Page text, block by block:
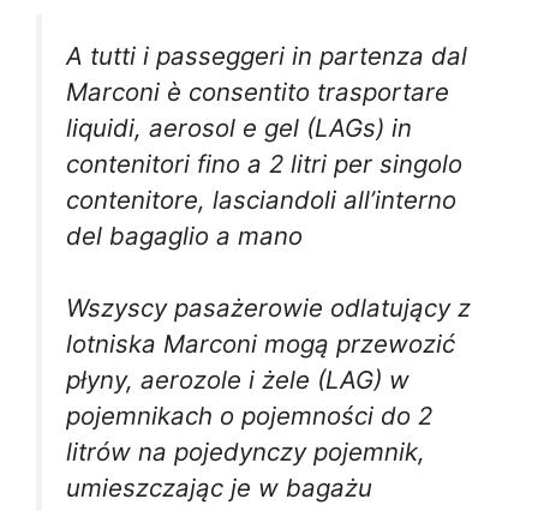
A tutti i passeggeri in partenza dal
Marconi è consentito trasportare
liquidi, aerosol e gel (LAGs) in
contenitori fino a 2 litri per singolo
contenitore, lasciandoli all’interno
del bagaglio a mano
Wszyscy pasażerowie odlatujący z
lotniska Marconi mogą przewozić
płyny, aerozole i żele (LAG) w
pojemnikach o pojemności do 2
litrów na pojedynczy pojemnik,
umieszczając je w bagażu